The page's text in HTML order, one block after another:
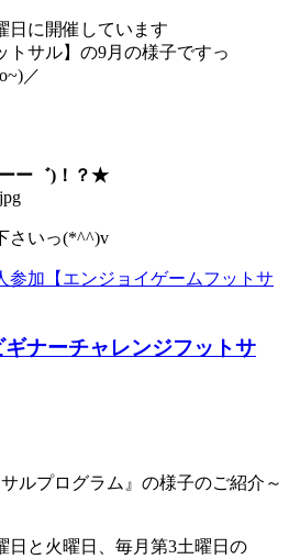
日に開催しています
トサル】の9月の様子ですっ
／
ー゛)！？★
さいっ(*^^)v
参加【エンジョイゲームフットサ
ナーチャレンジフットサ
ルプログラム』の様子のご紹介～
日と火曜日、毎月第3土曜日の